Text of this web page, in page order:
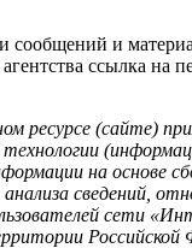
сообщений и
ссылка на
ресурсе (сайте)
на основе
сведений,
сети
Российской